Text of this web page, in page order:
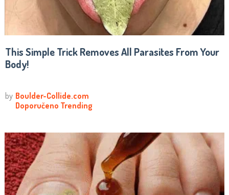
This Simple Trick Removes All Parasites From Your
Body!